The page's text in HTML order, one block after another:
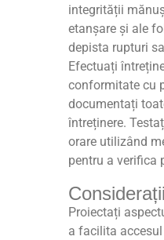
integrității
etanșare și ale
depista rupturi
Efectuați
conformitate cu
documentați
întreținere.
orare utilizând
pentru a verifica
Proiectați
a facilita